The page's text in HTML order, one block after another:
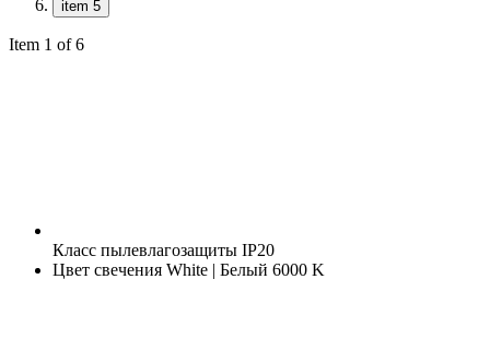
item 5
Item 1 of 6
Класс пылевлагозащиты IP20
Цвет свечения White | Белый 6000 K